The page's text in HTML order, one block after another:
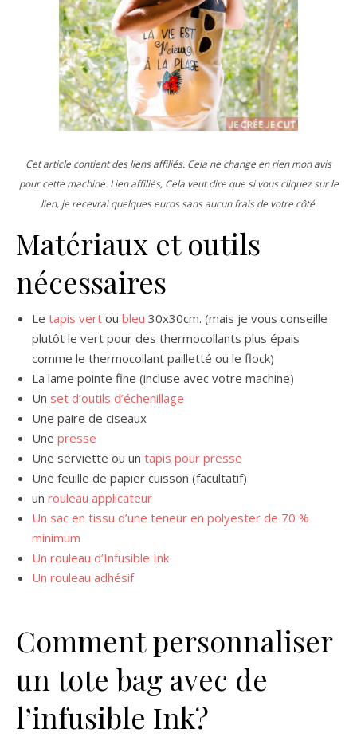
Cet article contient des liens affiliés. Cela ne change en rien mon avis
pour cette machine. Lien affiliés, Cela veut dire que si vous cliquez sur le
lien, je recevrai quelques euros sans aucun frais de votre côté.
Matériaux et outils
nécessaires
Le tapis vert ou bleu 30x30cm. (mais je vous conseille
plutôt le vert pour des thermocollants plus épais
comme le thermocollant pailletté ou le flock)
La lame pointe fine (incluse avec votre machine)
Un set d’outils d’échenillage
Une paire de ciseaux
Une presse
Une serviette ou un tapis pour presse
Une feuille de papier cuisson (facultatif)
un rouleau applicateur
Un sac en tissu d’une teneur en polyester de 70 %
minimum
Un rouleau d’Infusible Ink
Un rouleau adhésif
Comment personnaliser
un tote bag avec de
l’infusible Ink?